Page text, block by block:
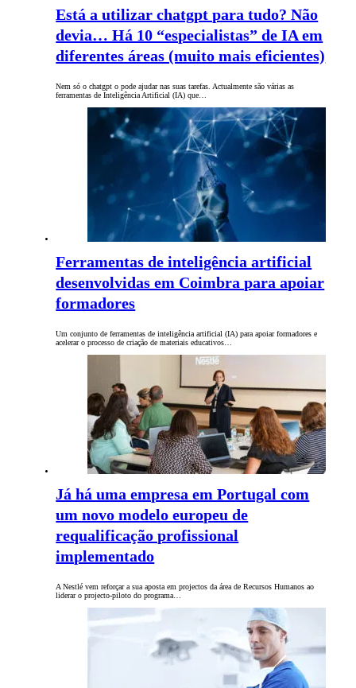
Está a utilizar chatgpt para tudo? Não
devia… Há 10 “especialistas” de IA em
diferentes áreas (muito mais eficientes)
Nem só o chatgpt o pode ajudar nas suas tarefas. Actualmente são várias as
ferramentas de Inteligência Artificial (IA) que…
Ferramentas de inteligência artificial
desenvolvidas em Coimbra para apoiar
formadores
Um conjunto de ferramentas de inteligência artificial (IA) para apoiar formadores e
acelerar o processo de criação de materiais educativos…
Já há uma empresa em Portugal com
um novo modelo europeu de
requalificação profissional
implementado
A Nestlé vem reforçar a sua aposta em projectos da área de Recursos Humanos ao
liderar o projecto-piloto do programa…